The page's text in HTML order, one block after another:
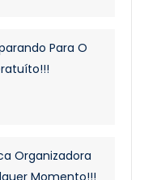
Para O
Organizadora